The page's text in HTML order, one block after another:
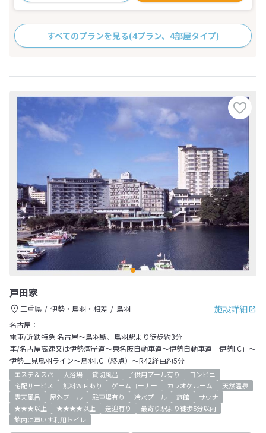
すべてのプランを見る(4プラン、4部屋タイプ)
戸田家
施設詳細
三重県 伊勢・鳥羽・相差
鳥羽
名古屋：
電車/近鉄特急 名古屋～鳥羽駅、鳥羽駅より徒歩約3分
車/名古屋高速又は伊勢湾岸道～東名阪自動車道～伊勢自動車道「伊勢I.C」～
伊勢二見鳥羽ライン～鳥羽I.C（終点）～R42経由約5分
エステ＆スパ 大浴場 貸切風呂 子供用プール有り
コンビニ
宅配サービス
無料WiFiあり ゲームコーナー カラオケルーム
天然温泉
露天風呂
屋外プール 駐車場有り 冷水プール 旅館
サウナ
★★★以上
★★★★以上 送迎有り
最寄り駅より徒歩5分以内
館内に車いす利用トイレ